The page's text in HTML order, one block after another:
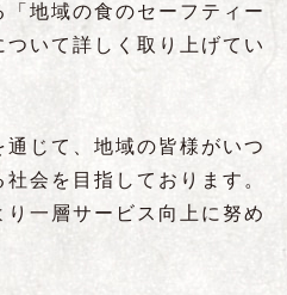
地域の食のセーフティー
いて詳しく取り上げてい
じて、地域の皆様がいつ
会を目指しております。
一層サービス向上に努め